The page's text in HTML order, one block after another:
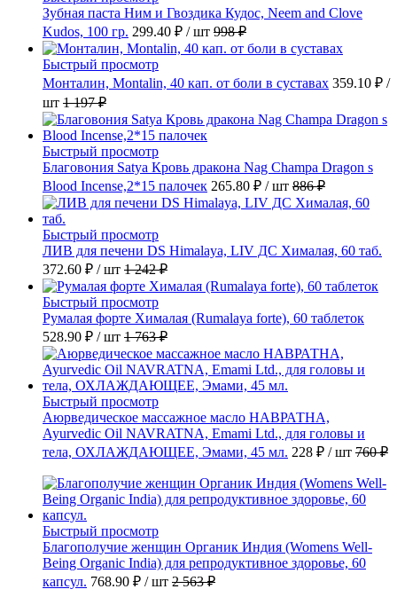
Зубная паста Ним и Гвоздика Кудос, Neem and Clove
Kudos, 100 гр. 299.40 ₽ / шт 998 ₽
Быстрый просмотр
Монталин, Montalin, 40 кап. от боли в суставах 359.10 ₽ /
шт 1 197 ₽
Быстрый просмотр
Благовония Satya Кровь дракона Nag Champa Dragon s
Blood Incense,2*15 палочек 265.80 ₽ / шт 886 ₽
Быстрый просмотр
ЛИВ для печени DS Himalaya, LIV ДС Хималая, 60 таб.
372.60 ₽ / шт 1 242 ₽
Быстрый просмотр
Румалая форте Хималая (Rumalaya forte), 60 таблеток
528.90 ₽ / шт 1 763 ₽
Быстрый просмотр
Аюрведическое массажное масло НАВРАТНА,
Ayurvedic Oil NAVRATNA, Emami Ltd., для головы и
тела, ОХЛАЖДАЮЩЕЕ, Эмами, 45 мл. 228 ₽ / шт 760 ₽
Быстрый просмотр
Благополучие женщин Органик Индия (Womens Well-
Being Organic India) для репродуктивное здоровье, 60
капсул. 768.90 ₽ / шт 2 563 ₽